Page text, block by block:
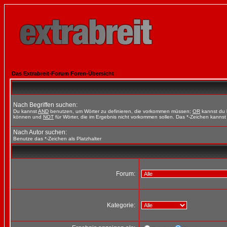
Das Extrabreit-Forum Foren-Übersicht
Nach Begriffen suchen:
Du kannstAND benutzen, um Wörter zu definieren, die vorkommen müssen; OR kannst du
können und NOT für Wörter, die im Ergebnis nicht vorkommen sollen. Das *-Zeichen
Nach Autor suchen:
Benutze das *-Zeichen als Platzhalter
Forum:
Kategorie: